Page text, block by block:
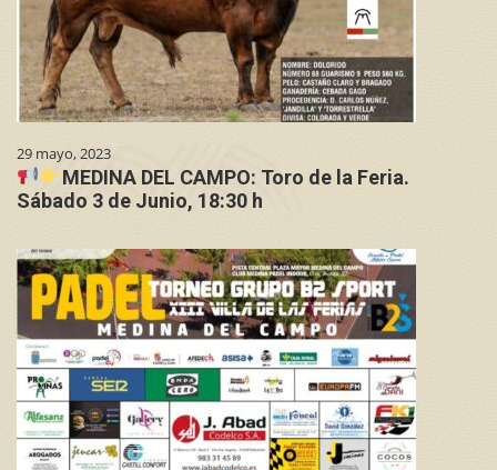
29 mayo, 2023
MEDINA DEL CAMPO: Toro de la Feria.
Sábado 3 de Junio, 18:30 h